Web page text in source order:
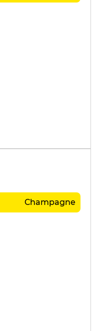
Champagne